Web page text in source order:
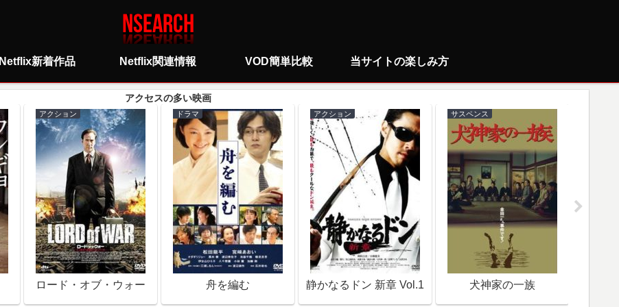
Netflix新着作品 Netflix関連情報 VOD簡単比較 当サイトの楽しみ方
アクション
ロード・オブ・ウォー
ドラマ
舟を編む
アクション
静かなるドン 新章 Vol.1
サスペンス
犬神家の一族